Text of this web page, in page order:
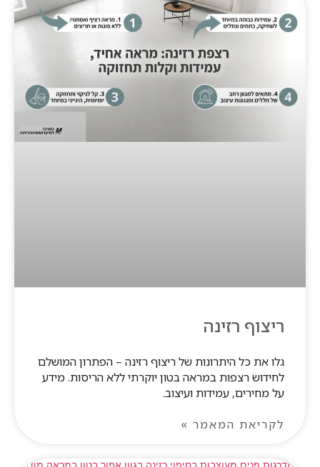
ריצוף רזינה
גלו את כל היתרונות של ריצוף רזינה – הפתרון המושלם
לחידוש רצפות במראה בטון יוקרתי ללא הריסות. מידע
על מחירים, עמידות ועיצוב.
לקריאת המאמר »